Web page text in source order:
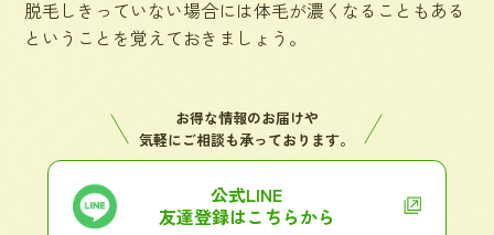
脱毛しきっていない場合には体毛が濃くなることもある
ということを覚えておきましょう。
お得な情報のお届けや
気軽にご相談も承っております。
公式LINE
友達登録はこちらから